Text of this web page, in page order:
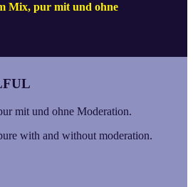
Mix, pur mit und ohne
mit und ohne Moderation.
with and without moderation.